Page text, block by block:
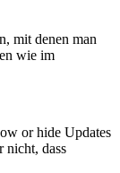
mit denen man
wie im
or hide Updates
nicht, dass